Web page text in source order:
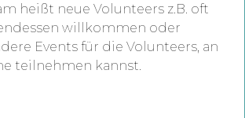
heißt neue Volunteers z.B. oft
willkommen oder
Events für die Volunteers, an
teilnehmen kannst.